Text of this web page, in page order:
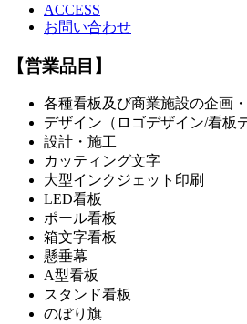
ACCESS
お問い合わせ
【営業品目】
各種看板及び商業施設の企画
デザイン（ロゴデザイン/看板
設計・施工
カッティング文字
大型インクジェット印刷
LED看板
ポール看板
箱文字看板
懸垂幕
A型看板
スタンド看板
のぼり旗